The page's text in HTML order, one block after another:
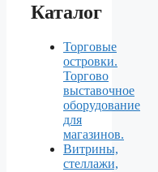
Каталог
Торговые
островки.
Торгово
выставочное
оборудование
для
магазинов.
Витрины,
стеллажи,